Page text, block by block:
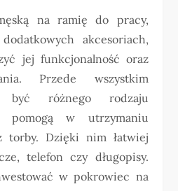
na ramię do pracy,
akcesoriach,
jej funkcjonalność oraz
Przede wszystkim
być różnego rodzaju
pomogą w utrzymaniu
torby. Dzięki nim łatwiej
telefon czy długopisy.
w pokrowiec na